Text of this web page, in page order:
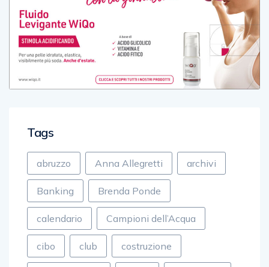
Tags
abruzzo Anna Allegretti archivi
Banking Brenda Ponde
calendario Campioni dell’Acqua
cibo club costruzione